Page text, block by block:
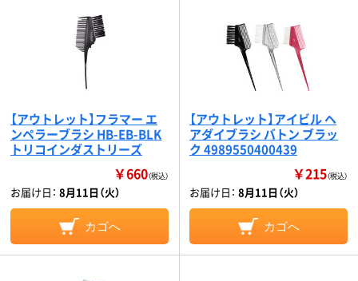
【アウトレット】フラマー エ
ンペラーブラシ HB-EB-BLK
トリコインダストリーズ
￥660（税込）
お届け日： 8月11日（火）
カゴへ
【アウトレット】アイビル ヘ
アダイブラシ バトン ブラッ
ク 4989550400439
￥215（税込）
お届け日： 8月11日（火）
カゴへ